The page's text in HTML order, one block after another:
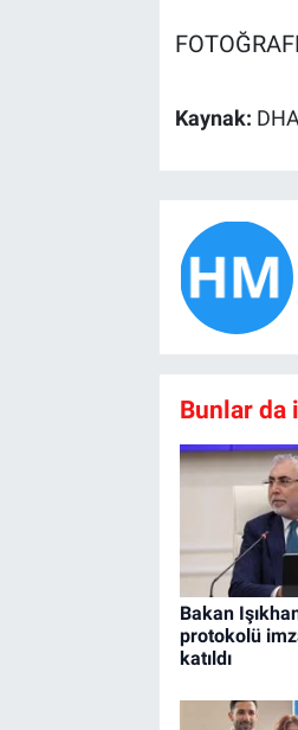
Kaynak:
Bunlar
Bakan
protokolü
katıldı